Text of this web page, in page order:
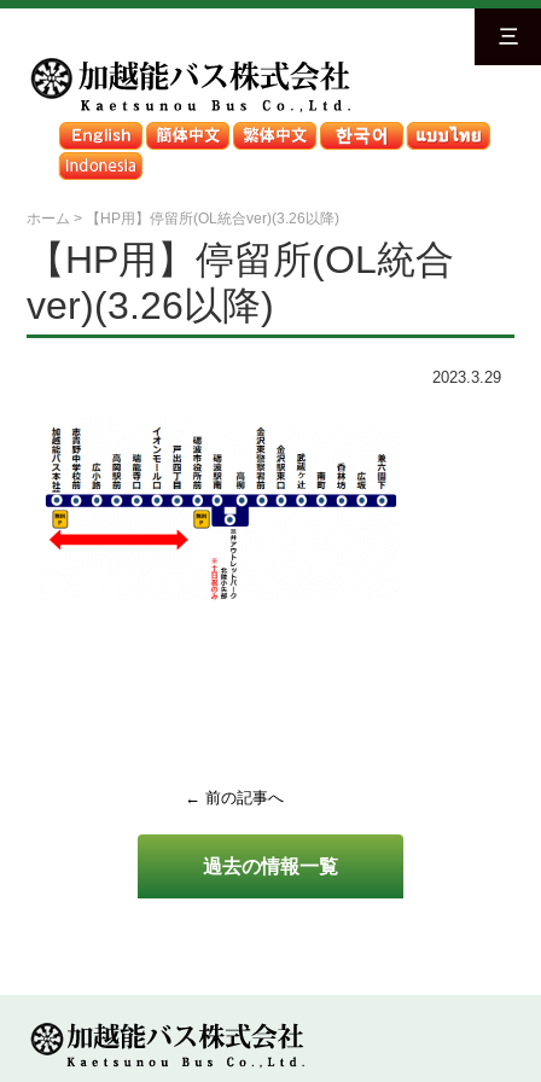
三
ホーム > 【HP用】停留所(OL統合ver)(3.26以降)
過去の情報一覧
【HP用】停留所(OL統合
ver)(3.26以降)
2023.3.29
← 前の記事へ